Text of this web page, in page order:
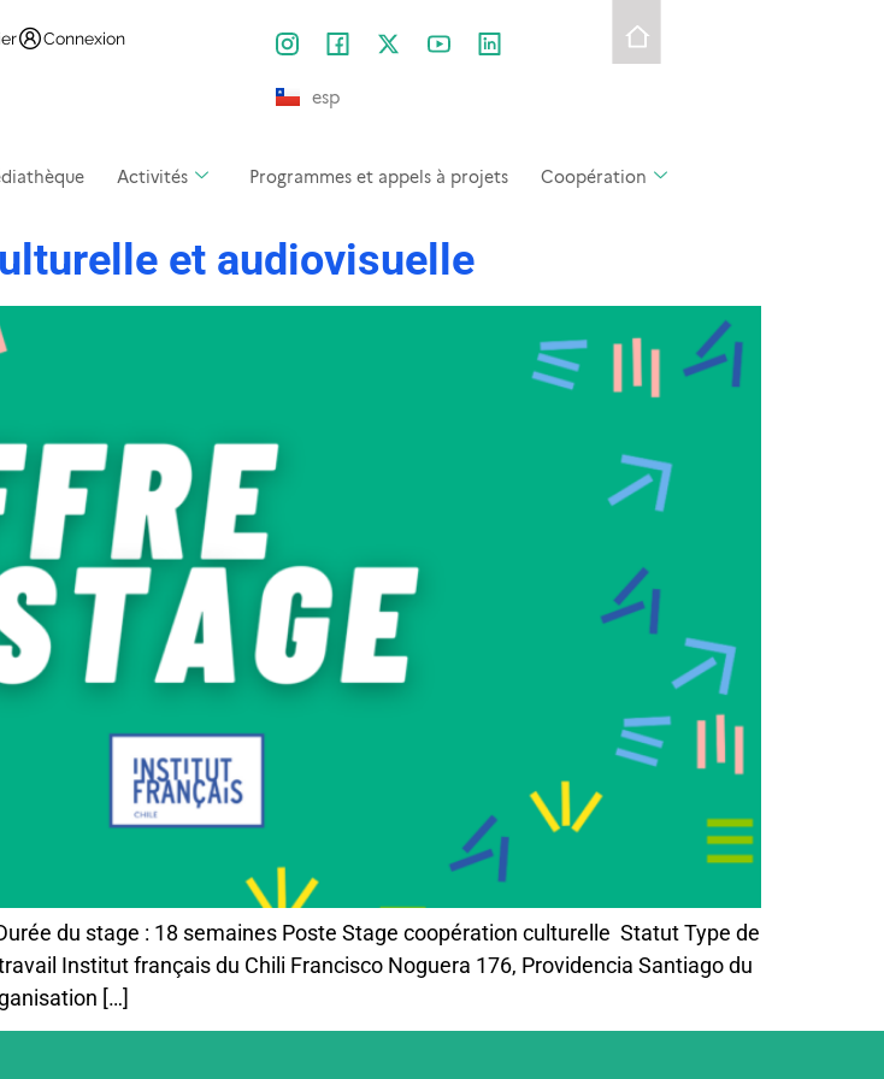
Connexion
esp
Activités Programmes et appels à projets Coopération
et audiovisuelle
du stage : 18 semaines Poste Stage coopération culturelle Statut Type de
Institut français du Chili Francisco Noguera 176, Providencia Santiago du
[…]